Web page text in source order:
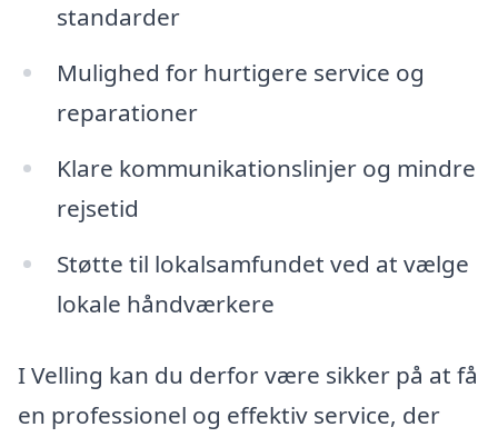
standarder
Mulighed for hurtigere service og
reparationer
Klare kommunikationslinjer og mindre
rejsetid
Støtte til lokalsamfundet ved at vælge
lokale håndværkere
I Velling kan du derfor være sikker på at få
en professionel og effektiv service, der